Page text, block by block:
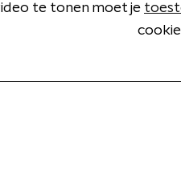
te tonen moet je